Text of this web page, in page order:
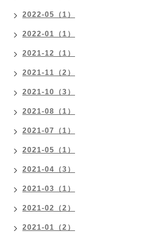
2022-05（1）
2022-01（1）
2021-12（1）
2021-11（2）
2021-10（3）
2021-08（1）
2021-07（1）
2021-05（1）
2021-04（3）
2021-03（1）
2021-02（2）
2021-01（2）